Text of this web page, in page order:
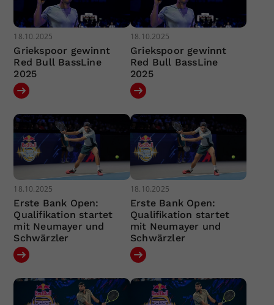
18.10.2025
Griekspoor gewinnt
Red Bull BassLine
2025
18.10.2025
Griekspoor gewinnt
Red Bull BassLine
2025
18.10.2025
Erste Bank Open:
Qualifikation startet
mit Neumayer und
Schwärzler
18.10.2025
Erste Bank Open:
Qualifikation startet
mit Neumayer und
Schwärzler